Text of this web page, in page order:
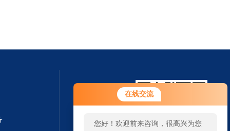
在线交流
您好！欢迎前来咨询，很高兴为您